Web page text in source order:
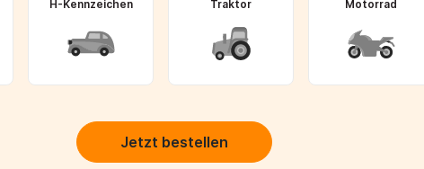
H-Kennzeichen Traktor Motorrad
Jetzt bestellen